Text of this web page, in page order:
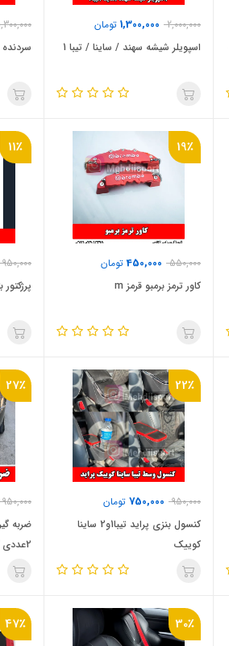
2,000,000
1,300,000 تومان
اسپویلر شیشه سهند / ساینا / تیبا 1
19٪
550,000
450,000تومان
کاور ترمز برمبو قرمز m
11٪
950,000
پرژکتور
22٪
950,000
750,000 تومان
کنسول بنزی پراید تیبا1و2 ساینا
کوییک
27٪
950,000
ضربه
2عددی " + فیلم محصول
30٪ 47٪